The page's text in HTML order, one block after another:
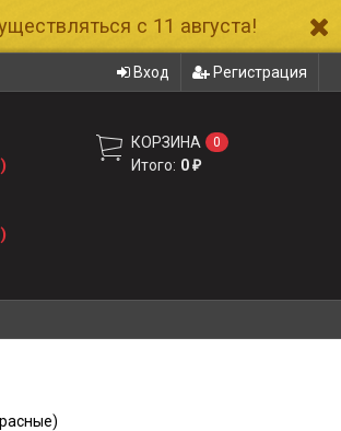
с 11 августа!
Вход Регистрация
КОРЗИНА 0
Итого: 0₽